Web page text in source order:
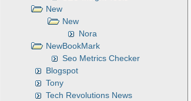
New
New
Nora
NewBookMark
Seo Metrics Checker
Blogspot
Tony
Tech Revolutions News